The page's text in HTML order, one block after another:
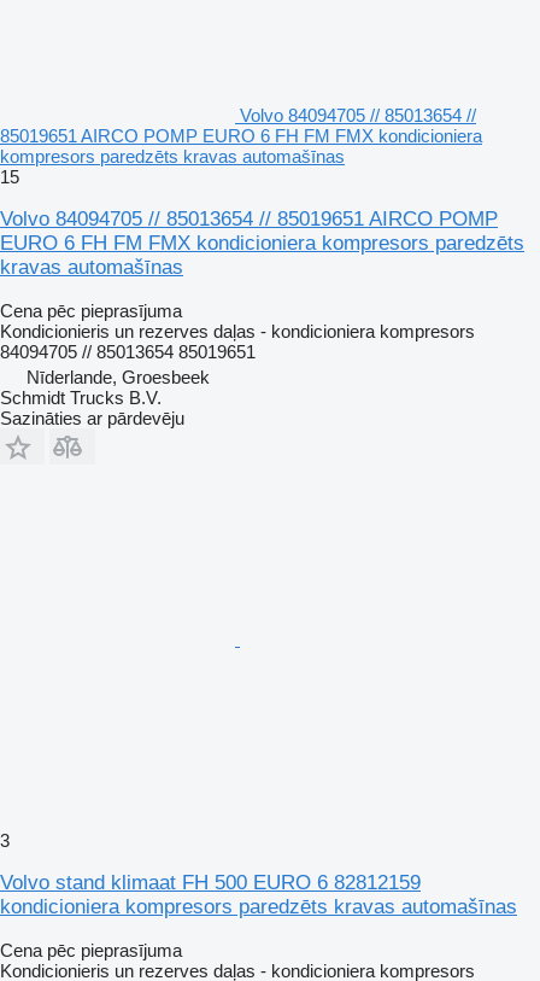
Volvo 84094705 // 85013654 //
85019651 AIRCO POMP EURO 6 FH FM FMX kondicioniera
kompresors paredzēts kravas automašīnas
15
Volvo 84094705 // 85013654 // 85019651 AIRCO POMP
EURO 6 FH FM FMX kondicioniera kompresors paredzēts
kravas automašīnas
Cena pēc pieprasījuma
Kondicionieris un rezerves daļas - kondicioniera kompresors
84094705 // 85013654 85019651
Nīderlande, Groesbeek
Schmidt Trucks B.V.
Sazināties ar pārdevēju
3
Volvo stand klimaat FH 500 EURO 6 82812159
kondicioniera kompresors paredzēts kravas automašīnas
Cena pēc pieprasījuma
Kondicionieris un rezerves daļas - kondicioniera kompresors